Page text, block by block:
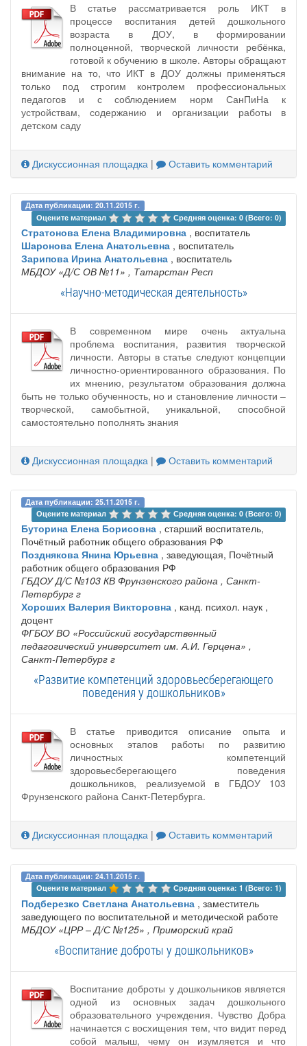
В статье рассматривается роль ИКТ в
процессе воспитания детей дошкольного
возраста в ДОУ, в формировании
полноценной, творческой личности ребёнка,
готовой к обучению в школе. Авторы обращают
внимание на то, что ИКТ в ДОУ должны применяться
только под строгим контролем профессиональных
педагогов и с соблюдением норм СанПиНа к
устройствам, содержанию и организации работы в
детском саду
Дискуссионная площадка | Оставить комментарий
Дата публикации: 20.11.2015 г.
Оцените материал
Средняя оценка: 0 (Всего: 0)
Стратонова Елена Владимировна , воспитатель
Шаронова Елена Анатольевна , воспитатель
Зарипова Ирина Анатольевна , воспитатель
МБДОУ «Д/С ОВ №11» , Татарстан Респ
«Научно-методическая деятельность»
В современном мире очень актуальна
проблема воспитания, развития творческой
личности. Авторы в статье следуют концепции
личностно-ориентированного образования. По
их мнению, результатом образования должна
быть не только обученность, но и становление личности –
творческой, самобытной, уникальной, способной
самостоятельно пополнять знания
Дискуссионная площадка | Оставить комментарий
Дата публикации: 25.11.2015 г.
Оцените материал
Средняя оценка: 0 (Всего: 0)
Буторина Елена Борисовна , старший воспитатель,
Почётный работник общего образования РФ
Позднякова Янина Юрьевна , заведующая, Почётный
работник общего образования РФ
ГБДОУ Д/С №103 КВ Фрунзенского района , Санкт-
Петербург г
Хороших Валерия Викторовна , канд. психол. наук ,
доцент
ФГБОУ ВО «Российский государственный
педагогический университет им. А.И. Герцена» ,
Санкт-Петербург г
«Развитие компетенций здоровьесберегающего
поведения у дошкольников»
В статье приводится описание опыта и
основных этапов работы по развитию
личностных компетенций
здоровьесберегающего поведения
дошкольников, реализуемой в ГБДОУ 103
Фрунзенского района Санкт-Петербурга.
Дискуссионная площадка | Оставить комментарий
Дата публикации: 24.11.2015 г.
Оцените материал
Средняя оценка: 1 (Всего: 1)
Подберезко Светлана Анатольевна , заместитель
заведующего по воспитательной и методической работе
МБДОУ «ЦРР – Д/С №125» , Приморский край
«Воспитание доброты у дошкольников»
Воспитание доброты у дошкольников является
одной из основных задач дошкольного
образовательного учреждения. Чувство Добра
начинается с восхищения тем, что видит перед
собой малыш, чему он изумляется и что